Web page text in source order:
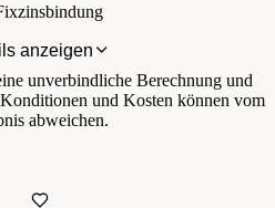
anzeigen
unverbindliche Berechnung und
und Kosten können vom
abweichen.